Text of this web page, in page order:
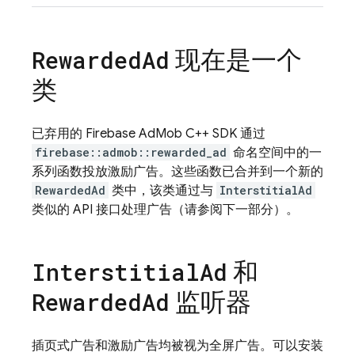
RewardedAd 现在是一个
类
已弃用的 Firebase AdMob C++ SDK 通过
firebase::admob::rewarded_ad 命名空间中的一
系列函数投放激励广告。这些函数已合并到一个新的
RewardedAd 类中，该类通过与 InterstitialAd
类似的 API 接口处理广告（请参阅下一部分）。
InterstitialAd 和
RewardedAd 监听器
插页式广告和激励广告均被视为全屏广告。可以安装